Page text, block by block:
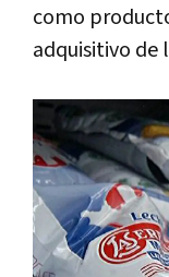
como
adquisitivo de